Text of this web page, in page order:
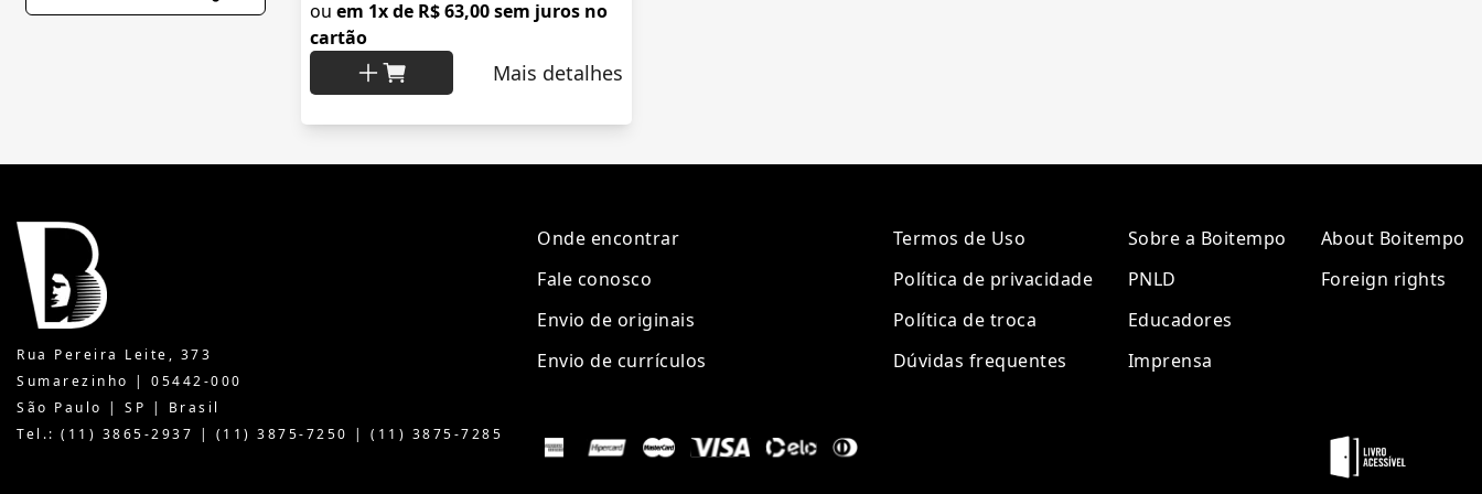
ouem 1x de R$ 63,00 sem juros no
cartão
Mais detalhes
Rua Pereira Leite, 373
Sumarezinho | 05442-000
São Paulo | SP | Brasil
Tel.: (11) 3865-2937 | (11) 3875-7250 | (11) 3875-7285
Onde encontrar
Fale conosco
Envio de originais
Envio de currículos
Termos de Uso
Política de privacidade
Política de troca
Dúvidas frequentes
Sobre a Boitempo
PNLD
Educadores
Imprensa
About Boitempo
Foreign rights